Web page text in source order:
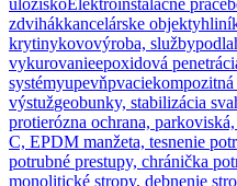
úložiskoElektroinštalačné práce
zdvihákkancelárske objekty
krytinykovovýroba, služby
vykurovanieepoxidová
systémyupevňpvacie
výstužgeobunky, stabilizácia
protierózna ochrana,
C, EPDM manžeta, tesnenie
potrubné prestupy, chránička
monolitické stropy, debnenie